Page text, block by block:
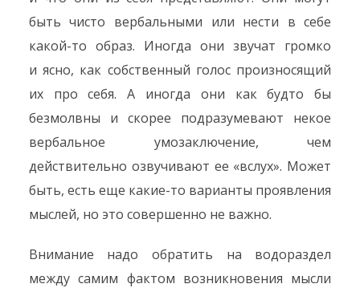
быть чисто вербальными или нести в себе
какой-то образ. Иногда они звучат громко
и ясно, как собственный голос произносящий
их про себя. А иногда они как будто бы
безмолвны и скорее подразумевают некое
вербальное умозаключение, чем
действительно озвучивают ее «вслух». Может
быть, есть еще какие-то варианты проявления
мыслей, но это совершенно не важно.
Внимание надо обратить на водораздел
между самим фактом возникновения мысли